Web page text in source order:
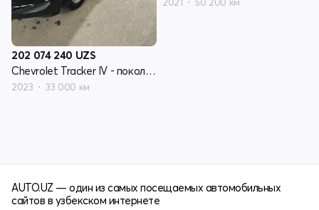
202 074 240 UZS
Chevrolet Tracker IV - поколение
2023 33 000 км
2021 50 200 км
AUTO.UZ — один из самых посещаемых автомобильных
сайтов в узбекском интернете